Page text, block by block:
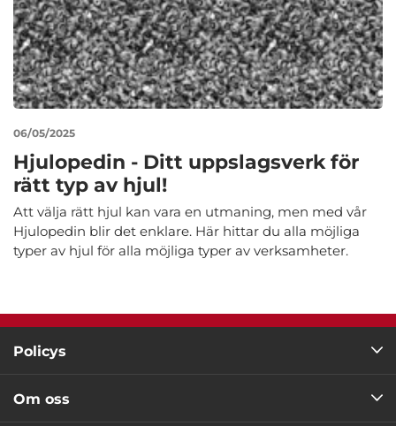
06/05/2025
Hjulopedin - Ditt uppslagsverk för
rätt typ av hjul!
Att välja rätt hjul kan vara en utmaning, men med vår
Hjulopedin blir det enklare. Här hittar du alla möjliga
typer av hjul för alla möjliga typer av verksamheter.
Policys
Om oss